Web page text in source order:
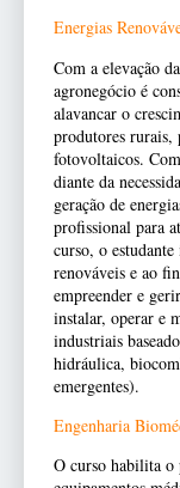
Energias
Com a elevação
agronegócio é
alavancar o
produtores rurais,
fotovoltaicos.
diante da
geração de
profissional para
curso, o
renováveis e ao
empreender e
instalar, operar e
industriais
hidráulica,
emergentes).
Engenharia
O curso habilita o